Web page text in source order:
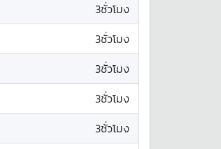
3ชั่วโมง
3ชั่วโมง
3ชั่วโมง
3ชั่วโมง
3ชั่วโมง